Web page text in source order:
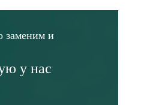
заменим и
у нас